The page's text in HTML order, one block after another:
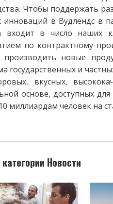
Чтобы поддержать
инноваций в Вудлендс в
входит в число наших
по контрактному
производить новые
государственных и
вкусных,
основе, доступных
миллиардам человек на
Новости